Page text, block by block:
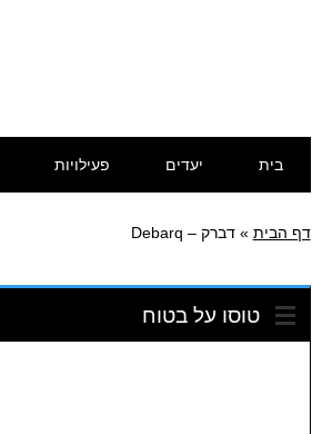
לתוכן
בית יעדים פעילויות
דף הבית »דברק – Debarq
טוסו על בטוח